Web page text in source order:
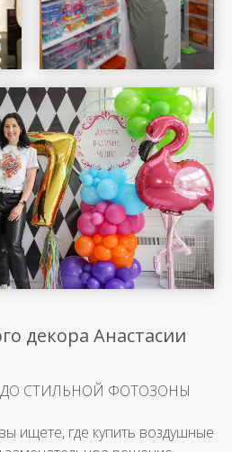
Москвы — Яндекс Карты
декора Анастасии
СТИЛЬНОЙ ФОТОЗОНЫ
ищете, где купить воздушные